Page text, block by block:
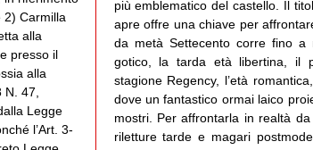
più emblematico del castello. Il
apre offre una chiave per
da metà Settecento corre fino a
gotico, la tarda età libertina, il
stagione Regency, l’età
dove un fantastico ormai laico
mostri. Per affrontarla in realtà
riletture tarde e magari
2) Carmilla
alla
presso il
alla
47,
Legge
l’Art. 3-